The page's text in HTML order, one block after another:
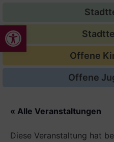
Werkzeugleiste öffnen
Offene
Offene
« Alle Veranstaltungen
Diese Veranstaltung hat